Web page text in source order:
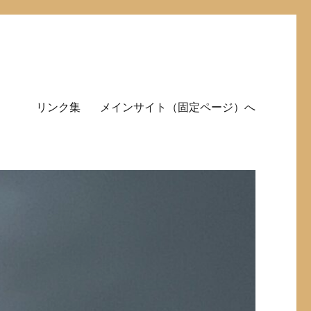
リンク集 メインサイト（固定ページ）へ